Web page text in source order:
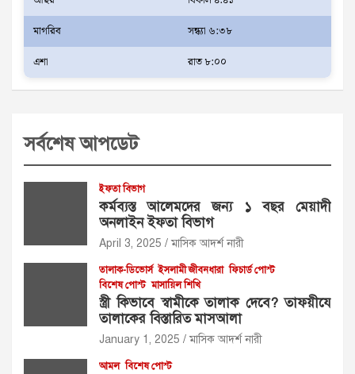
মাগরিব
সন্ধ্যা ৬:৩৮
এশা
রাত ৮:০০
সর্বশেষ আপডেট
ইফতা বিভাগ
কর্মব্যস্ত আলেমদের জন্য ১ বছর মেয়াদী
অনলাইন ইফতা বিভাগ
April 3, 2025 মাসিক আদর্শ নারী
তালাক-ডিভোর্স ইসলামী জীবনধারা ফিচার্ড পোস্ট
বিশেষ পোস্ট মাসায়িল শিখি
স্ত্রী কিভাবে স্বামীকে তালাক দেবে? তাফয়ীযে
তালাকের বিস্তারিত মাসআলা
January 1, 2025 মাসিক আদর্শ নারী
আমল বিশেষ পোস্ট